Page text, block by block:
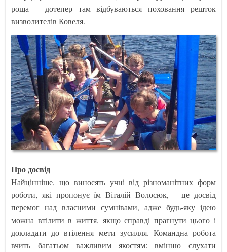
роща – дотепер там відбуваються поховання решток
визволителів Ковеля.
Про досвід
Найцінніше, що виносять учні від різноманітних форм
роботи, які пропонує їм Віталій Волосюк, – це досвід
перемог над власними сумнівами, адже будь-яку ідею
можна втілити в життя, якщо справді прагнути цього і
докладати до втілення мети зусилля. Командна робота
вчить багатьом важливим якостям: вмінню слухати